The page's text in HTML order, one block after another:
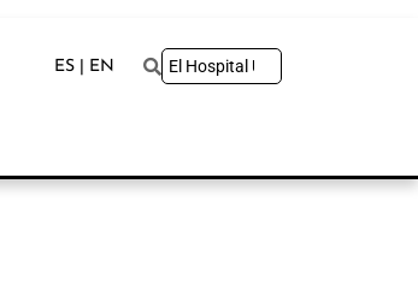
ES | EN